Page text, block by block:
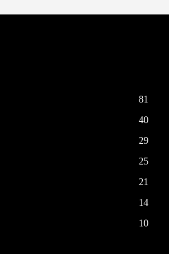
81
40
29
25
21
14
10